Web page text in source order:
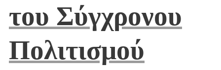
του Σύγχρονου
Πολιτισμού